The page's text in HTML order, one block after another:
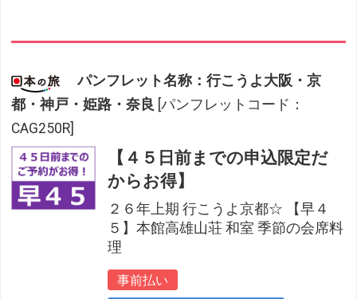
パンフレット名称：行こうよ大阪・京
都・神戸・姫路・奈良 [パンフレットコード：
CAG250R]
【４５日前までの申込限定だ
からお得】
２６年上期 行こうよ京都☆ 【早４
５】本館高雄山荘 和室 季節の会席料
理
事前払い